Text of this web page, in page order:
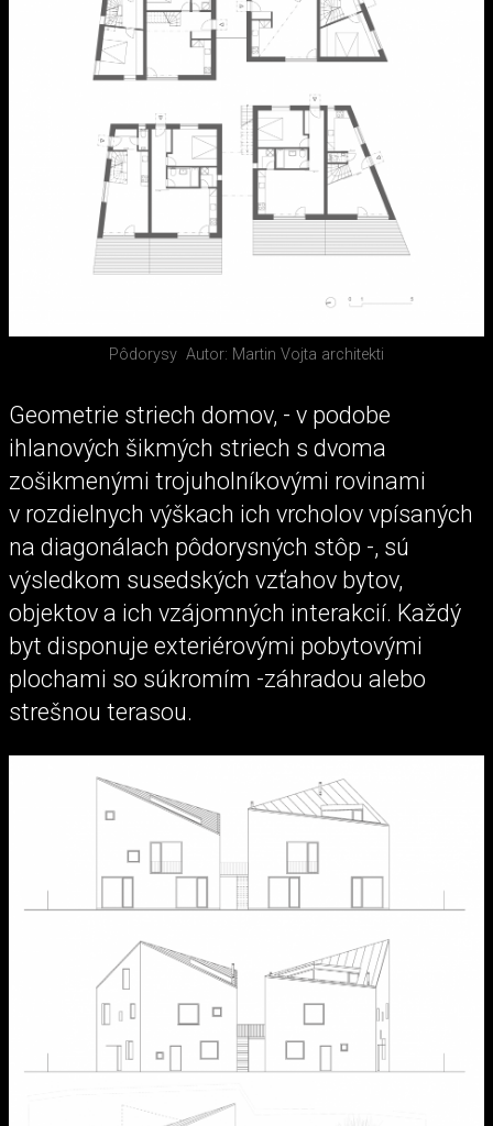
Pôdorysy Autor: Martin Vojta architekti
Geometrie striech domov, - v podobe
ihlanových šikmých striech s dvoma
zošikmenými trojuholníkovými rovinami
v rozdielnych výškach ich vrcholov vpísaných
na diagonálach pôdorysných stôp -, sú
výsledkom susedských vzťahov bytov,
objektov a ich vzájomných interakcií. Každý
byt disponuje exteriérovými pobytovými
plochami so súkromím -záhradou alebo
strešnou terasou.